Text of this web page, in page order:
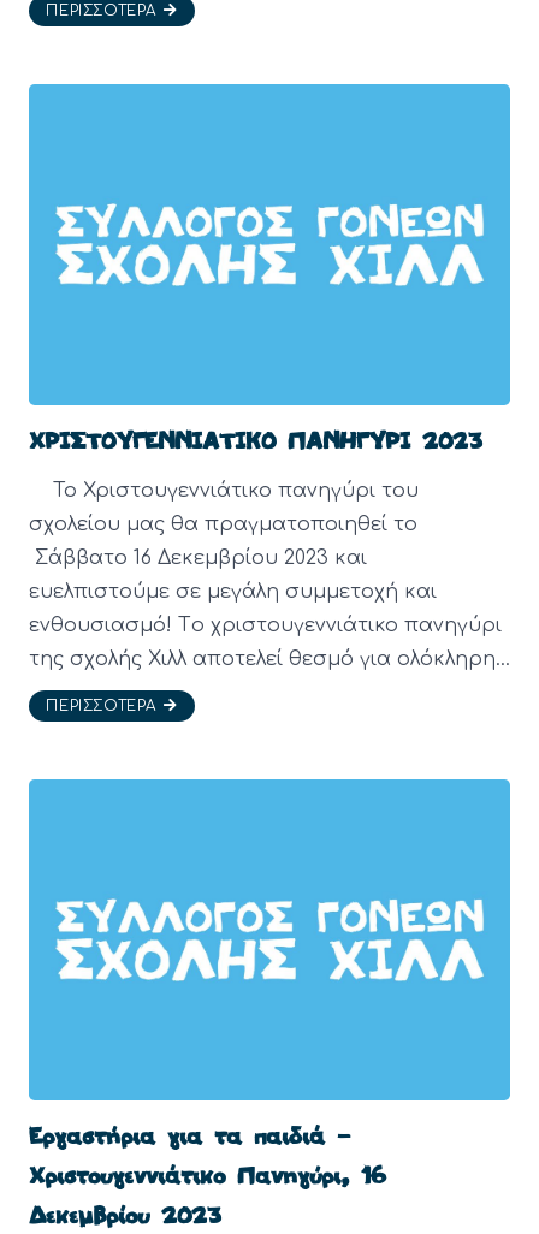
ΠΕΡΙΣΣΌΤΕΡΑ
ΧΡΙΣΤΟΥΓΕΝΝΙΑΤΙΚΟ ΠΑΝΗΓΥΡΙ 2023
Το Χριστουγεννιάτικο πανηγύρι του
σχολείου μας θα πραγματοποιηθεί το
Σάββατο 16 Δεκεμβρίου 2023 και
ευελπιστούμε σε μεγάλη συμμετοχή και
ενθουσιασμό! Tο χριστουγεννιάτικο πανηγύρι
της σχολής Χιλλ αποτελεί θεσμό για ολόκληρη…
ΠΕΡΙΣΣΌΤΕΡΑ
Εργαστήρια για τα παιδιά –
Χριστουγεννιάτικο Πανηγύρι, 16
Δεκεμβρίου 2023